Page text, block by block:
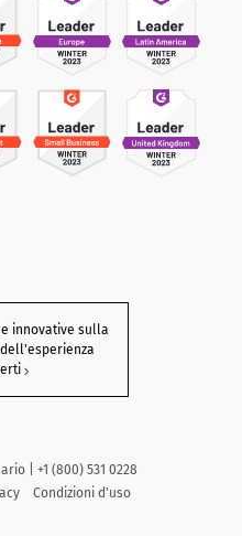
innovative sulla
| +1 (800) 531 0228
Condizioni d'uso